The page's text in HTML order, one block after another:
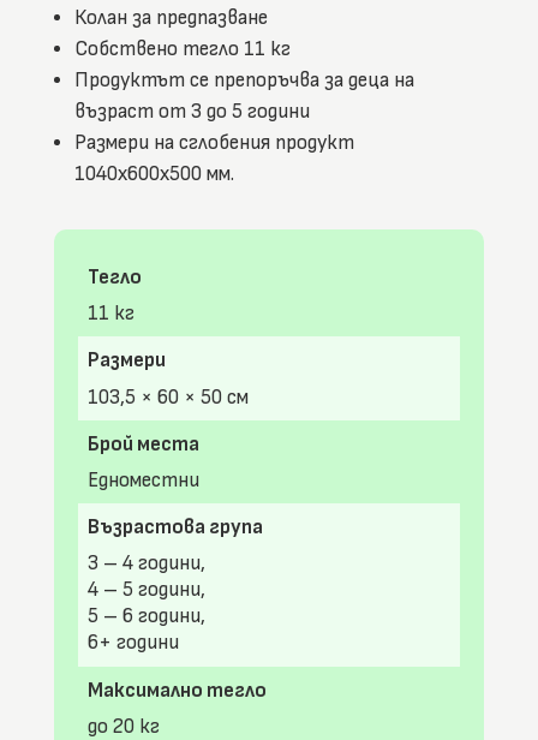
Колан за предпазване
Собствено тегло 11 кг
Продуктът се препоръчва за деца на
възраст от 3 до 5 години
Размери на сглобения продукт
1040x600x500 мм.
Тегло
11 кг
Размери
103,5 × 60 × 50 см
Брой места
Едноместни
Възрастова група
3 – 4 години,
4 – 5 години,
5 – 6 години,
6+ години
Максимално тегло
до 20 кг